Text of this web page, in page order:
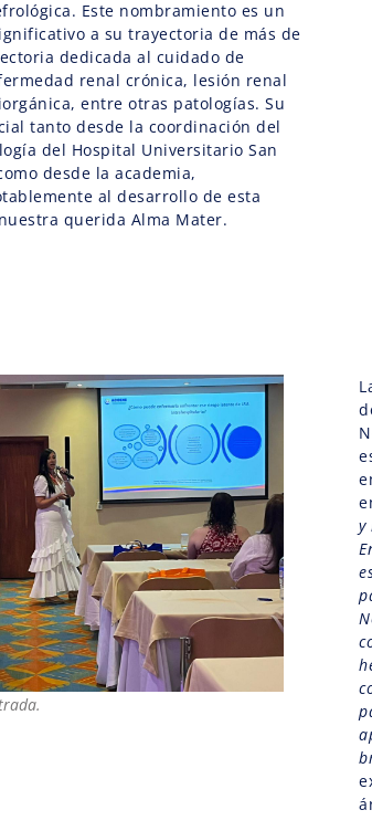
Este nombramiento es un
a su trayectoria de más de
dedicada al cuidado de
renal crónica, lesión renal
entre otras patologías. Su
tanto desde la coordinación del
del Hospital Universitario San
desde la academia,
al desarrollo de esta
querida Alma Mater.
y